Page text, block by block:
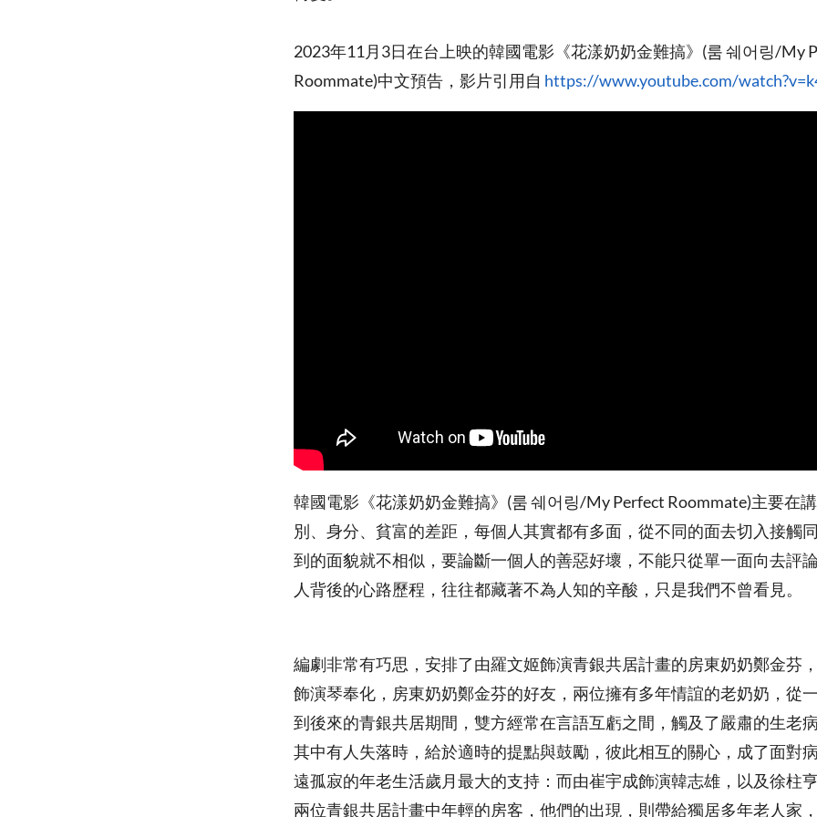
2023年11月3日在台上映的韓國電影《花漾奶奶金難搞》(룸 쉐어링/My
Roommate)中文預告，影片引用自 https://www.youtube.com/
韓國電影《花漾奶奶金難搞》(룸 쉐어링/My Perfect Roommate)主要在
別、身分、貧富的差距，每個人其實都有多面，從不同的面去切入接觸
到的面貌就不相似，要論斷一個人的善惡好壞，不能只從單一面向去評
人背後的心路歷程，往往都藏著不為人知的辛酸，只是我們不曾看見。
編劇非常有巧思，安排了由羅文姬飾演青銀共居計畫的房東奶奶鄭金芬
飾演琴奉化，房東奶奶鄭金芬的好友，兩位擁有多年情誼的老奶奶，從
到後來的青銀共居期間，雙方經常在言語互虧之間，觸及了嚴肅的生老
其中有人失落時，給於適時的提點與鼓勵，彼此相互的關心，成了面對
遠孤寂的年老生活歲月最大的支持：而由崔宇成飾演韓志雄，以及徐柱
兩位青銀共居計畫中年輕的房客，他們的出現，則帶給獨居多年老人家